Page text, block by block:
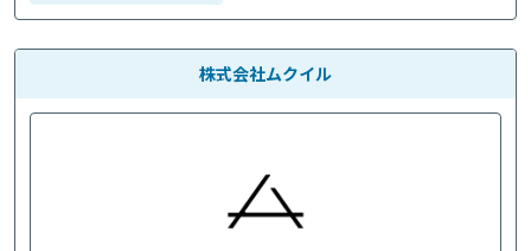
株式会社ムクイル